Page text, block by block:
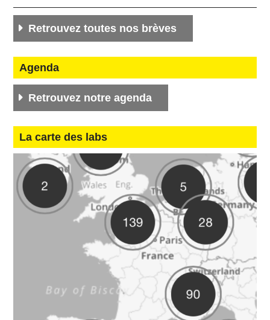
Re­trou­vez toutes nos brèves
Agenda
Re­trou­vez notre agenda
La carte des labs